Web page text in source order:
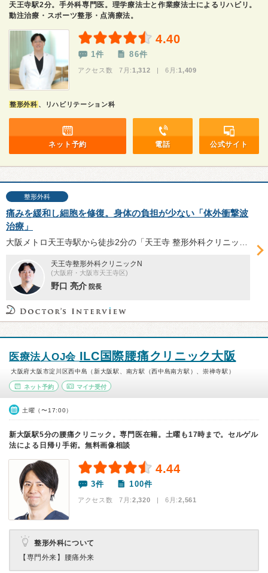
天王寺駅2分。手外科専門医。理学療法士と作業療法士によるリハビリ。
動注治療・スポーツ整形・点滴療法。
4.40
1件 86件
アクセス数 7月: 1,312 | 6月: 1,409
整形外科 、リハビリテーション科
ネット予約 電話 公式サイト
整形外科
痛みを緩和し細胞を修復。身体の負担が少ない「体外衝撃波
治療」
天王寺整形外科クリニックN
(大阪府・大阪市天王寺区)
野口 亮介 院長
医療法人OJ会 ILC国際腰痛クリニック大阪
大阪府大阪市淀川区西中島（新大阪駅、南方駅（西中島南方駅）、崇禅寺駅）
ネット予約 マイナ受付
土曜（〜17:00）
新大阪駅5分の腰痛クリニック。専門医在籍。土曜も17時まで。セルゲル
法による日帰り手術。無料画像相談
4.44
3件 100件
アクセス数 7月:2,320 | 6月:2,561
整形外科について
【専門外来】
腰痛外来